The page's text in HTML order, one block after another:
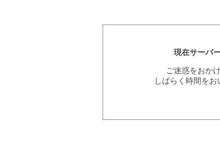
現在サーバ
ご迷惑をおか
しばらく時間を